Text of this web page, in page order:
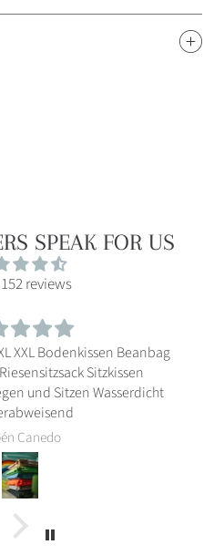
SPEAK FOR US
reviews
Rattan-Möbelkissen mit